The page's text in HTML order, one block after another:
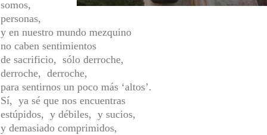
somos,
personas,
y en nuestro mundo mezquino
no caben sentimientos
de sacrificio, sólo derroche,
derroche, derroche,
para sentirnos un poco más ‘altos’.
Sí, ya sé que nos encuentras
estúpidos, y débiles, y sucios,
y demasiado comprimidos,